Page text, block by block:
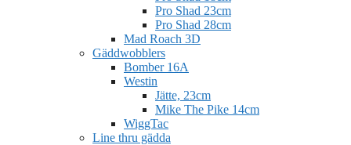
Pro Shad 23cm
Pro Shad 28cm
Mad Roach 3D
Gäddwobblers
Bomber 16A
Westin
Jätte, 23cm
Mike The Pike 14cm
WiggTac
Line thru gädda